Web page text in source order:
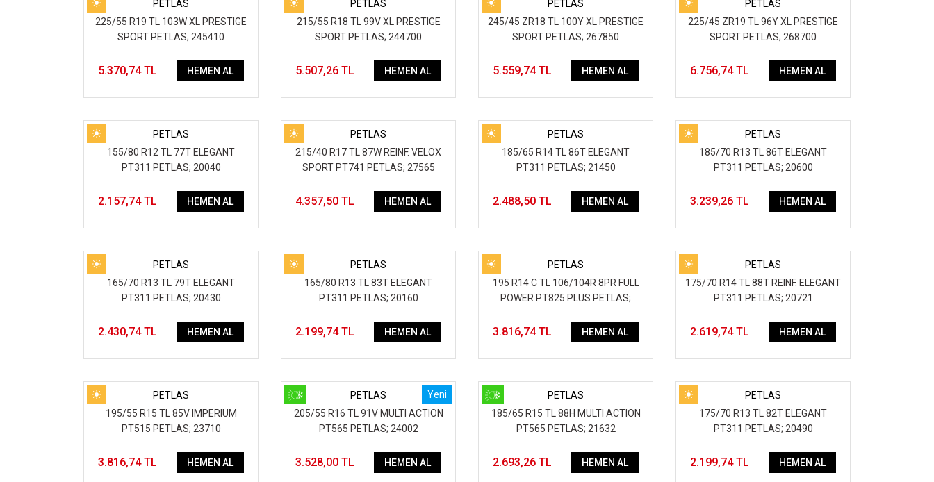
PETLAS
225/55 R19 TL 103W XL PRESTIGE
SPORT PETLAS; 245410
5.370,74 TL HEMEN AL
PETLAS
215/55 R18 TL 99V XL PRESTIGE
SPORT PETLAS; 244700
5.507,26 TL HEMEN AL
PETLAS
245/45 ZR18 TL 100Y XL PRESTIGE
SPORT PETLAS; 267850
5.559,74 TL HEMEN AL
PETLAS
225/45 ZR19 TL 96Y XL PRESTIGE
SPORT PETLAS; 268700
6.756,74 TL HEMEN AL
PETLAS
155/80 R12 TL 77T ELEGANT
PT311 PETLAS; 20040
2.157,74 TL HEMEN AL
PETLAS
215/40 R17 TL 87W REINF. VELOX
SPORT PT741 PETLAS; 27565
4.357,50 TL HEMEN AL
PETLAS
185/65 R14 TL 86T ELEGANT
PT311 PETLAS; 21450
2.488,50 TL HEMEN AL
PETLAS
185/70 R13 TL 86T ELEGANT
PT311 PETLAS; 20600
3.239,26 TL HEMEN AL
PETLAS
165/70 R13 TL 79T ELEGANT
PT311 PETLAS; 20430
2.430,74 TL HEMEN AL
PETLAS
165/80 R13 TL 83T ELEGANT
PT311 PETLAS; 20160
2.199,74 TL HEMEN AL
PETLAS
195 R14 C TL 106/104R 8PR FULL
POWER PT825 PLUS PETLAS;
3.816,74 TL HEMEN AL
PETLAS
175/70 R14 TL 88T REINF. ELEGANT
PT311 PETLAS; 20721
2.619,74 TL HEMEN AL
PETLAS
195/55 R15 TL 85V IMPERIUM
PT515 PETLAS; 23710
3.816,74 TL HEMEN AL
Yeni
PETLAS
205/55 R16 TL 91V MULTI ACTION
PT565 PETLAS; 24002
3.528,00 TL HEMEN AL
PETLAS
185/65 R15 TL 88H MULTI ACTION
PT565 PETLAS; 21632
2.693,26 TL HEMEN AL
PETLAS
175/70 R13 TL 82T ELEGANT
PT311 PETLAS; 20490
2.199,74 TL HEMEN AL